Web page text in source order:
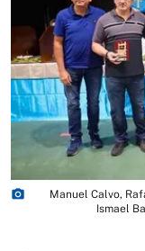
photo_camera
Manuel Calvo,
Ismael